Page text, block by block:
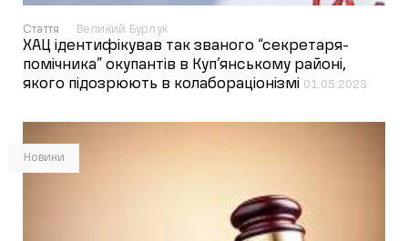
Стаття Великий Бурлук
ХАЦ ідентифікував так званого “секретаря-
помічника” окупантів в Куп’янському районі,
якого підозрюють в колабораціонізмі 01.05.2023
Новини